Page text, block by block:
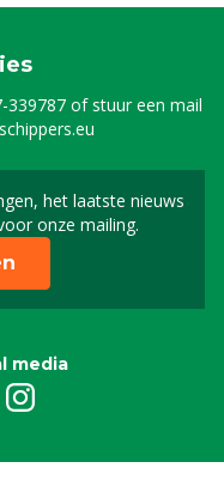
339787of stuur een mail
het laatste nieuws
onze mailing.
je in voor onze
media